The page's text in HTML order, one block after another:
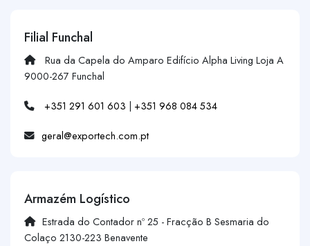
Filial Funchal
Rua da Capela do Amparo Edifício Alpha Living Loja A
9000-267 Funchal
+351 291 601 603 | +351 968 084 534
geral@exportech.com.pt
Armazém Logístico
Estrada do Contador nº 25 - Fracção B Sesmaria do
Colaço 2130-223 Benavente